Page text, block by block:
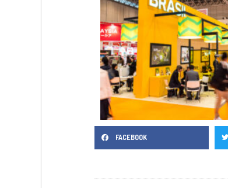
FACEBOOK